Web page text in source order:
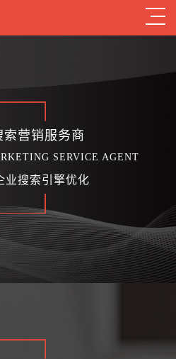
索营销服务商
SERVICE AGENT
业搜索引擎优化